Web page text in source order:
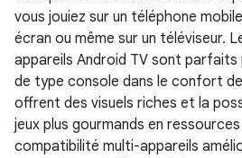
vous jouiez sur un téléphone
écran ou même sur un téléviseur.
appareils Android TV sont parfaits
de type console dans le confort
offrent des visuels riches et la
jeux plus gourmands en
compatibilité multi-appareils